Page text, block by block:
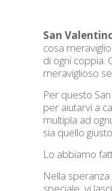
San
cosa
di ogni coppia.
meraviglioso
Per questo
per aiutarvi a
multipla ad
sia quello
Lo abbiamo
Nella